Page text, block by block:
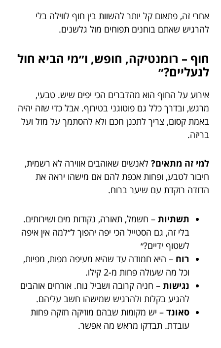
אחרי זה, פתאום קל יותר להשוות בין חוף לווילה בלי
להרגיש שאתם בוחנים תפוחים מול גלשנים.
חוף – רומנטיקה, חופש, ו״מי הביא חול
לנעליים?״
אירוע על החוף הוא מהדברים הכי יפים שיש. טבעי,
מרגש, ובדרך כלל גם פוטוגני בטירוף. אבל כדי שזה יהיה
באמת קסום, צריך לתכנן חכם ולא להסתמך על מזל ועל
בריזה.
למי זה מתאים? לאנשים שאוהבים אווירה לא רשמית,
חיבור לטבע, ופחות אכפת להם אם מישהו יראה את
הדודה רוקדת עם שיער ברוח.
תשתיות – חשמל, תאורה, נקודות מים ושירותים.
בלי זה, גם הסטייל הכי יפה יהפוך ל״למה אין איפה
לשטוף ידיים?״
רוח – היא חמודה עד שהיא מעיפה מפות, מפיות,
וכל מה שעולה פחות מ-2 קילו.
נגישות – חניה קרובה ושביל נוח. אורחים אוהבים
להגיע בקלות ולהרגיש שמישהו חשב עליהם.
סאונד – יש מקומות שבהם מוזיקה חזקה פחות
עובדת. תבדקו מראש מה אפשר.